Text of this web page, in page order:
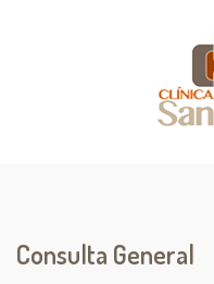
Consulta General